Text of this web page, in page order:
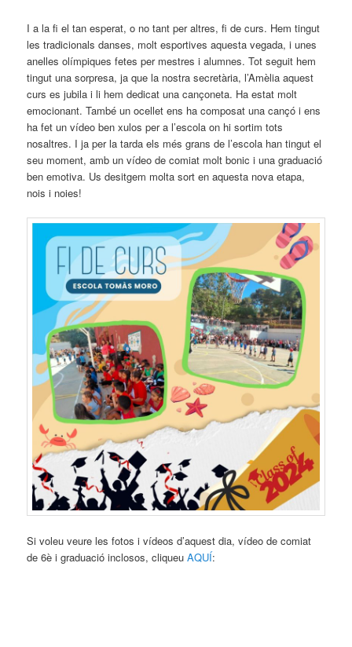
I a la fi el tan esperat, o no tant per altres, fi de curs. Hem tingut
les tradicionals danses, molt esportives aquesta vegada, i unes
anelles olímpiques fetes per mestres i alumnes. Tot seguit hem
tingut una sorpresa, ja que la nostra secretària, l’Amèlia aquest
curs es jubila i li hem dedicat una cançoneta. Ha estat molt
emocionant. També un ocellet ens ha composat una cançó i ens
ha fet un vídeo ben xulos per a l’escola on hi sortim tots
nosaltres. I ja per la tarda els més grans de l’escola han tingut el
seu moment, amb un vídeo de comiat molt bonic i una graduació
ben emotiva. Us desitgem molta sort en aquesta nova etapa,
nois i noies!
Si voleu veure les fotos i vídeos d’aquest dia, vídeo de comiat
de 6è i graduació inclosos, cliqueuAQUÍ: